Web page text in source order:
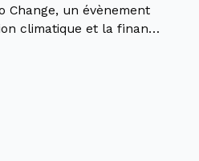
durable ?
Change, un évènement
climatique et la finance